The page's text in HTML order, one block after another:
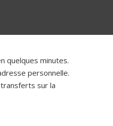
quelques minutes.
personnelle.
sur la